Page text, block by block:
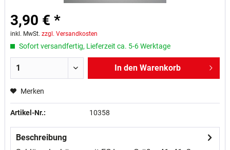
3,90 € *
inkl. MwSt. zzgl. Versandkosten
Sofort versandfertig, Lieferzeit ca. 5-6 Werktage
In den Warenkorb
Merken
Artikel-Nr.: 10358
Beschreibung